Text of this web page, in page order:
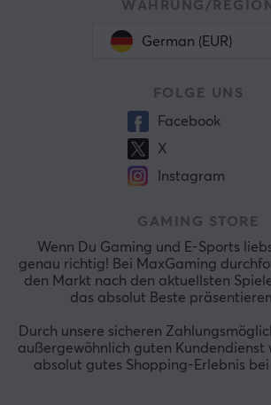
WÄHRUNG/REGION
German (EUR)
FOLGE UNS
Facebook
X
Instagram
GAMING STORE
Wenn Du Gaming und E-Sports
genau richtig! Bei MaxGaming
den Markt nach den aktuellsten
das absolut Beste
Durch unsere sicheren
außergewöhnlich guten Kundendienst
absolut gutes Shopping-Erlebnis